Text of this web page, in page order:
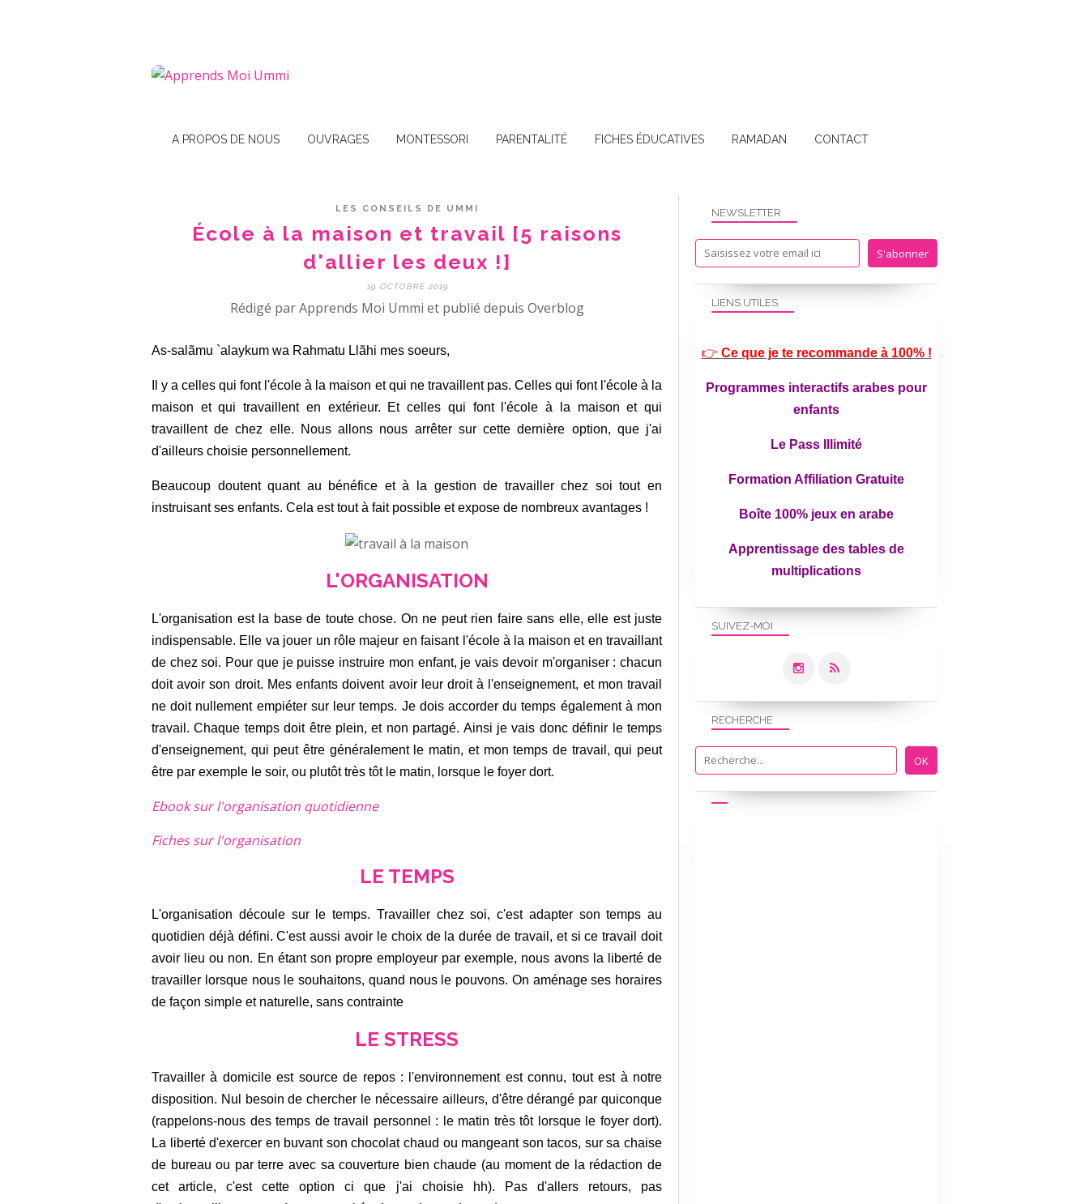
A PROPOS DE NOUS OUVRAGES MONTESSORI PARENTALITÉ FICHES ÉDUCATIVES RAMADAN CONTACT
LES CONSEILS DE UMMI
École à la maison et travail [5 raisons
d'allier les deux !]
19 OCTOBRE 2019
Rédigé par Apprends Moi Ummi et publié depuis Overblog
As-salãmu `alaykum wa Rahmatu Llãhi mes soeurs,
Il y a celles qui font l'école à la maison et qui ne travaillent pas. Celles qui font l'école à la
maison et qui travaillent en extérieur. Et celles qui font l'école à la maison et qui
travaillent de chez elle. Nous allons nous arrêter sur cette dernière option, que j'ai
d'ailleurs choisie personnellement.
Beaucoup doutent quant au bénéfice et à la gestion de travailler chez soi tout en
instruisant ses enfants. Cela est tout à fait possible et expose de nombreux avantages !
L'ORGANISATION
L'organisation est la base de toute chose. On ne peut rien faire sans elle, elle est juste
indispensable. Elle va jouer un rôle majeur en faisant l'école à la maison et en travaillant
de chez soi. Pour que je puisse instruire mon enfant, je vais devoir m'organiser : chacun
doit avoir son droit. Mes enfants doivent avoir leur droit à l'enseignement, et mon travail
ne doit nullement empiéter sur leur temps. Je dois accorder du temps également à mon
travail. Chaque temps doit être plein, et non partagé. Ainsi je vais donc définir le temps
d'enseignement, qui peut être généralement le matin, et mon temps de travail, qui peut
être par exemple le soir, ou plutôt très tôt le matin, lorsque le foyer dort.
Ebook sur l'organisation quotidienne
Fiches sur l'organisation
LE TEMPS
L'organisation découle sur le temps. Travailler chez soi, c'est adapter son temps au
quotidien déjà défini. C'est aussi avoir le choix de la durée de travail, et si ce travail doit
avoir lieu ou non. En étant son propre employeur par exemple, nous avons la liberté de
travailler lorsque nous le souhaitons, quand nous le pouvons. On aménage ses horaires
de façon simple et naturelle, sans contrainte
LE STRESS
Travailler à domicile est source de repos : l'environnement est connu, tout est à notre
disposition. Nul besoin de chercher le nécessaire ailleurs, d'être dérangé par quiconque
(rappelons-nous des temps de travail personnel : le matin très tôt lorsque le foyer dort).
La liberté d'exercer en buvant son chocolat chaud ou mangeant son tacos, sur sa chaise
de bureau ou par terre avec sa couverture bien chaude (au moment de la rédaction de
cet article, c'est cette option ci que j'ai choisie hh). Pas d'allers retours, pas
NEWSLETTER
SUIVEZ-MOI
RECHERCHE
LIENS UTILES
👉 Ce que je te recommande à 100% !
Programmes interactifs arabes pour
enfants
Le Pass Illimité
Formation Affiliation Gratuite
Boîte 100% jeux en arabe
Apprentissage des tables de
multiplications